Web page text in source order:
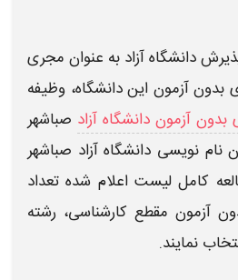
دانشگاه آزاد به عنوان مجری
بدون آزمون ایندانشگاه، وظیفه
آزمون دانشگاه آزاد صباشهر
نام نویسی دانشگاه آزاد صباشهر
کامل لیستاعلام شده تعداد
آزمون مقطع کارشناسی، رشته
نمایند.